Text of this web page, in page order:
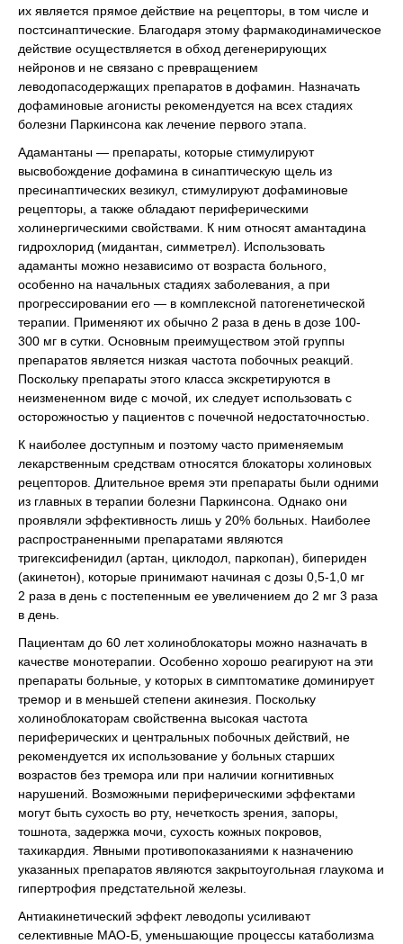
их является прямое действие на рецепторы, в том числе и
постсинаптические. Благодаря этому фармакодинамическое
действие осуществляется в обход дегенерирующих
нейронов и не связано с превращением
леводопасодержащих препаратов в дофамин. Назначать
дофаминовые агонисты рекомендуется на всех стадиях
болезни Паркинсона как лечение первого этапа.
Адамантаны — препараты, которые стимулируют
высвобождение дофамина в синаптическую щель из
пресинаптических везикул, стимулируют дофаминовые
рецепторы, а также обладают периферическими
холинергическими свойствами. К ним относят амантадина
гидрохлорид (мидантан, симметрел). Использовать
адаманты можно независимо от возраста больного,
особенно на начальных стадиях заболевания, а при
прогрессировании его — в комплексной патогенетической
терапии. Применяют их обычно 2 раза в день в дозе 100-
300 мг в сутки. Основным преимуществом этой группы
препаратов является низкая частота побочных реакций.
Поскольку препараты этого класса экскретируются в
неизмененном виде с мочой, их следует использовать с
осторожностью у пациентов с почечной недостаточностью.
К наиболее доступным и поэтому часто применяемым
лекарственным средствам относятся блокаторы холиновых
рецепторов. Длительное время эти препараты были одними
из главных в терапии болезни Паркинсона. Однако они
проявляли эффективность лишь у 20% больных. Наиболее
распространенными препаратами являются
тригексифенидил (артан, циклодол, паркопан), бипериден
(акинетон), которые принимают начиная с дозы 0,5-1,0 мг
2 раза в день с постепенным ее увеличением до 2 мг 3 раза
в день.
Пациентам до 60 лет холиноблокаторы можно назначать в
качестве монотерапии. Особенно хорошо реагируют на эти
препараты больные, у которых в симптоматике доминирует
тремор и в меньшей степени акинезия. Поскольку
холиноблокаторам свойственна высокая частота
периферических и центральных побочных действий, не
рекомендуется их использование у больных старших
возрастов без тремора или при наличии когнитивных
нарушений. Возможными периферическими эффектами
могут быть сухость во рту, нечеткость зрения, запоры,
тошнота, задержка мочи, сухость кожных покровов,
тахикардия. Явными противопоказаниями к назначению
указанных препаратов являются закрытоугольная глаукома и
гипертрофия предстательной железы.
Антиакинетический эффект леводопы усиливают
селективные МАО-Б, уменьшающие процессы катаболизма